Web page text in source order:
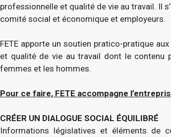
professionnelle et qualité de vie au travail. Il
comité social et économique et employeurs.
FETE apporte un soutien pratico-pratique
et qualité de vie au travail dont le contenu
femmes et les hommes.
Pour ce faire, FETE accompagne
CRÉER UN DIALOGUE SOCIAL ÉQUILIBRÉ
Informations législatives et éléments de